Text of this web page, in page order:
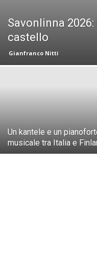
Savonlinna 2026:
castello
Gianfranco Nitti
Un kantele e un
musicale tra Italia e